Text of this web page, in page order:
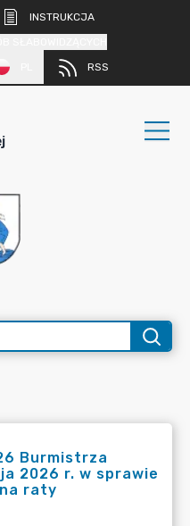
INSTRUKCJA
RSS
Burmistrza
2026 r. w sprawie
raty